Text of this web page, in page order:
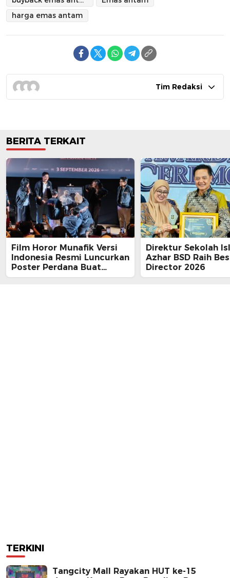
harga emas antam
Tim Redaksi
BERITA TERKAIT
Film Horor Munafik Versi
Indonesia Resmi Luncurkan
Poster Perdana Buat
Kesan Spiritual Religi
Direktur Sekolah
Azhar BSD Raih
Director 2026
TERKINI
Tangcity Mall Rayakan HUT ke-15